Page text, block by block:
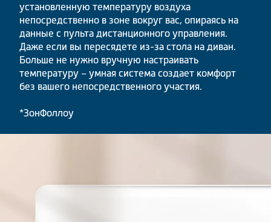
установленную температуру воздуха
непосредственно в зоне вокруг вас, опираясь на
данные с пульта дистанционного управления.
Даже если вы пересядете из-за стола на диван.
Больше не нужно вручную настраивать
температуру – умная система создает комфорт
без вашего непосредственного участия.
*ЗонФоллоу